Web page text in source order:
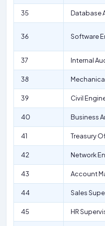
35 Database
36 Software
37 Internal
38
39 Civil
40 Business
41 Treasury
42 Network
43 Account
44 Sales
45 HR